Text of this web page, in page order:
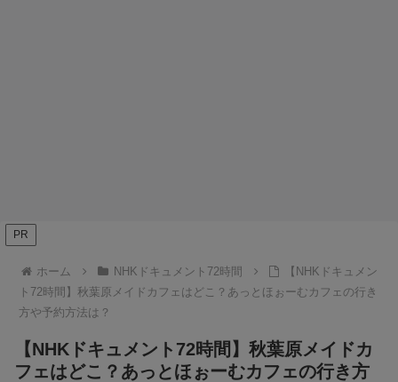
PR
ホーム NHKドキュメント72時間
【NHKドキュメン
ト72時間】秋葉原メイドカフェはどこ？あっとほぉーむカフェの行き
方や予約方法は？
【NHKドキュメント72時間】秋葉原メイドカ
フェはどこ？あっとほぉーむカフェの行き方